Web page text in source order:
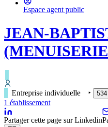
Espace agent public
JEAN-
Entreprise individuelle ‣
1 établissement
Partager cette page sur Linkedin